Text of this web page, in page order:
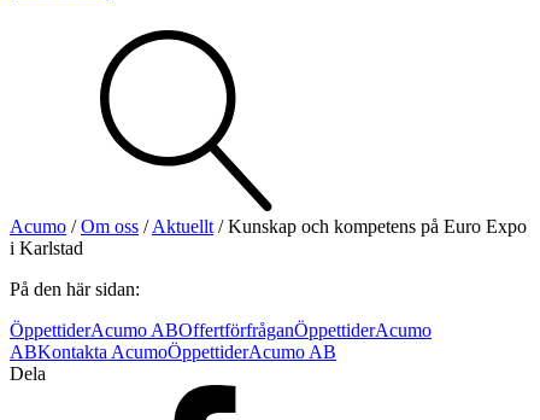
Se alla kategorier
Se alla produkter
Se alla leverantörer
Vi hjälper gärna till!
Teknisk support
Offertförfrågan
Acumo /Om oss /Aktuellt /Kunskap och kompetens på Euro Expo
i Karlstad
På den här sidan:
ÖppettiderAcumo ABOffertförfråganÖppettiderAcumo
ABKontakta AcumoÖppettiderAcumo AB
Dela